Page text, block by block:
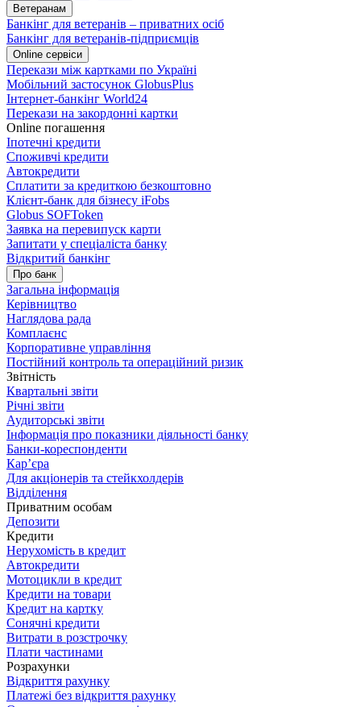
Ветеранам
Банкінг для ветеранів – приватних осіб
Банкінг для ветеранів-підприємців
Online сервіси
Перекази між картками по Україні
Мобільний застосунок GlobusPlus
Інтернет-банкінг World24
Перекази на закордонні картки
Online погашення
Іпотечні кредити
Споживчі кредити
Автокредити
Сплатити за кредиткою безкоштовно
Клієнт-банк для бізнесу iFobs
Globus SOFToken
Заявка на перевипуск карти
Запитати у спеціаліста банку
Відкритий банкінг
Про банк
Загальна інформація
Керівництво
Наглядова рада
Комплаєнс
Корпоративне управління
Постійний контроль та операційний ризик
Звітність
Квартальні звіти
Річні звіти
Аудиторські звіти
Інформація про показники діяльності банку
Банки-кореспонденти
Кар’єра
Для акціонерів та стейкхолдерів
Відділення
Приватним особам
Депозити
Кредити
Нерухомість в кредит
Автокредити
Мотоцикли в кредит
Кредити на товари
Кредит на картку
Сонячні кредити
Витрати в розстрочку
Плати частинами
Розрахунки
Відкриття рахунку
Платежі без відкриття рахунку